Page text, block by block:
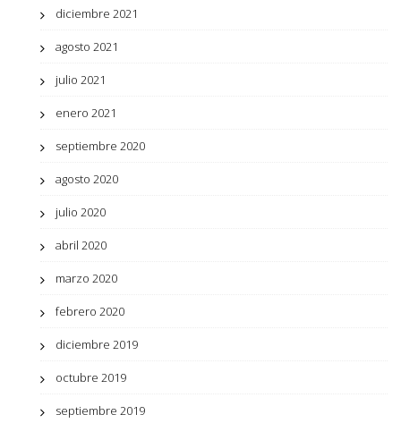
diciembre 2021
agosto 2021
julio 2021
enero 2021
septiembre 2020
agosto 2020
julio 2020
abril 2020
marzo 2020
febrero 2020
diciembre 2019
octubre 2019
septiembre 2019